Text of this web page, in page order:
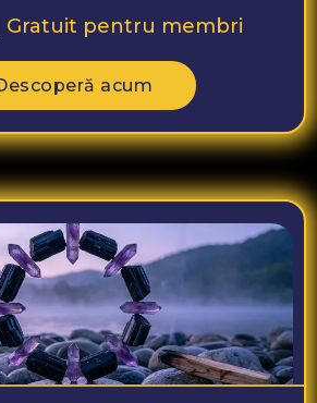
Gratuit pentru membri
acum